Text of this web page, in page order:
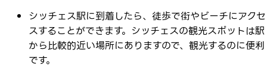
シッチェス駅に到着したら、徒歩で街やビーチにアクセ
スすることができます。シッチェスの観光スポットは駅
から比較的近い場所にありますので、観光するのに便利
です。